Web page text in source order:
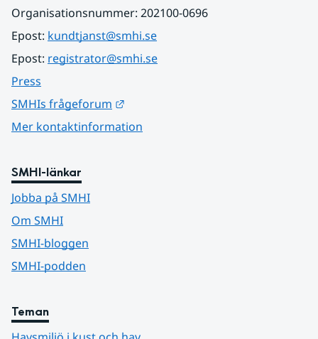
Organisationsnummer: 202100-0696
Epost: kundtjanst@smhi.se
Epost: registrator@smhi.se
Press
SMHIs frågeforum
Mer kontaktinformation
SMHI-länkar
Jobba på SMHI
Om SMHI
SMHI-bloggen
SMHI-podden
Teman